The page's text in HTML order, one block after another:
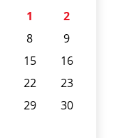
1
2
8
9
15
16
22
23
29
30